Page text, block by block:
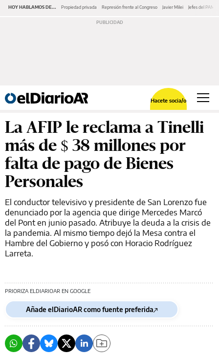
HOY HABLAMOS DE... Propiedad privada Represión frente al Congreso Javier Milei Jefes del PAMI
Hacete socia/o
La AFIP le reclama a Tinelli
más de $ 38 millones por
falta de pago de Bienes
Personales
El conductor televisivo y presidente de San Lorenzo fue
denunciado por la agencia que dirige Mercedes Marcó
del Pont en junio pasado. Atribuye la deuda a la crisis de
la pandemia. Al mismo tiempo dejó la Mesa contra el
Hambre del Gobierno y posó con Horacio Rodríguez
Larreta.
PRIORIZA ELDIARIOAR EN GOOGLE
Añade elDiarioAR como fuente preferida